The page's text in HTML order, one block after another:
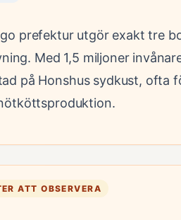
prefektur utgör exakt tre
Med 1,5 miljoner
på Honshus sydkust, ofta
ATT OBSERVERA